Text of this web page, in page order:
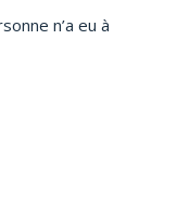
n’a eu à